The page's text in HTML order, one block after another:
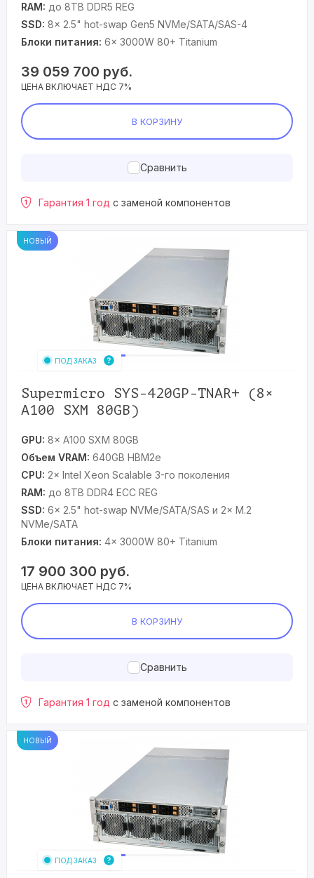
RAM: до 8TB DDR5 REG
SSD: 8× 2.5" hot-swap Gen5 NVMe/SATA/SAS-4
Блоки питания: 6× 3000W 80+ Titanium
39 059 700 руб.
ЦЕНА ВКЛЮЧАЕТ НДС 7%
В КОРЗИНУ
Сравнить
Гарантия 1 год с заменой компонентов
НОВЫЙ
ПОД ЗАКАЗ
Supermicro SYS-420GP-TNAR+ (8×
A100 SXM 80GB)
GPU: 8× A100 SXM 80GB
Объем VRAM: 640GB HBM2e
CPU: 2× Intel Xeon Scalable 3-го поколения
RAM: до 8TB DDR4 ECC REG
SSD: 6× 2.5" hot-swap NVMe/SATA/SAS и 2× M.2
NVMe/SATA
Блоки питания: 4× 3000W 80+ Titanium
17 900 300 руб.
ЦЕНА ВКЛЮЧАЕТ НДС 7%
В КОРЗИНУ
Сравнить
Гарантия 1 год с заменой компонентов
НОВЫЙ
ПОД ЗАКАЗ